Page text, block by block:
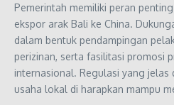
Pemerintah memiliki peran
ekspor arak Bali ke China.
dalam bentuk pendampingan
perizinan, serta fasilitasi promosi
internasional. Regulasi yang jelas
usaha lokal di harapkan mampu